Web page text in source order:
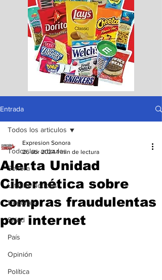
Entrada
Todos los articulos
Sonora
Ultimas Noticias
Deportes
Salud
País
Opinión
Política
Todos los articulos
Alerta Unidad
Cibernética sobre
compras fraudulentas
por internet
Expresion Sonora
26 abr 2024 1 min de lectura